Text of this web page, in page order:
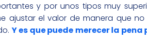
y por unos tipos muy
ajustar el valor de manera que no
Y es que puede merecer la